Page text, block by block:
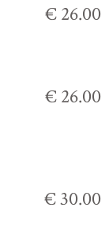
€ 26.00
€ 26.00
€ 30.00